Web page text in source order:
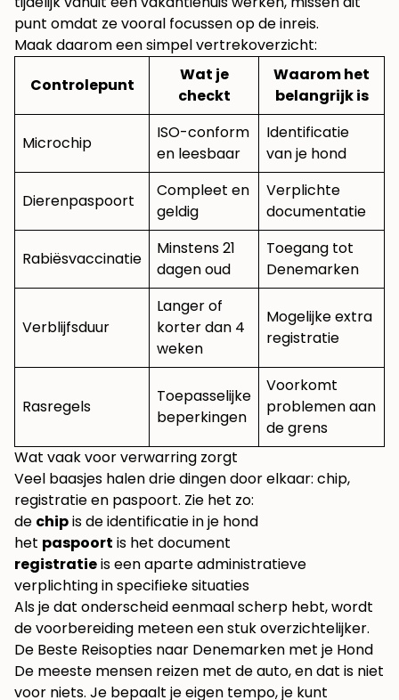
punt omdat ze vooral focussen op de inreis.
Maak daarom een simpel vertrekoverzicht:
Controlepunt
Wat je
checkt
Waarom het
belangrijk is
Microchip
ISO-conform
en leesbaar
Identificatie
van je hond
Dierenpaspoort
Compleet en
geldig
Verplichte
documentatie
Rabiësvaccinatie
Minstens 21
dagen oud
Toegang tot
Denemarken
Verblijfsduur
Langer of
korter dan 4
weken
Mogelijke extra
registratie
Rasregels
Toepasselijke
beperkingen
Voorkomt
problemen aan
de grens
Wat vaak voor verwarring zorgt
Veel baasjes halen drie dingen door elkaar: chip,
registratie en paspoort. Zie het zo:
de chipis de identificatie in je hond
het paspoort is het document
registratieis een aparte administratieve
verplichting in specifieke situaties
Als je dat onderscheid eenmaal scherp hebt, wordt
de voorbereiding meteen een stuk overzichtelijker.
De Beste Reisopties naar Denemarken met je Hond
De meeste mensen reizen met de auto, en dat is niet
voor niets. Je bepaalt je eigen tempo, je kunt